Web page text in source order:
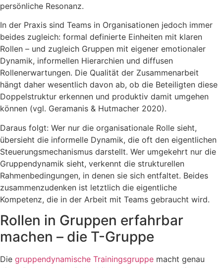
persönliche Resonanz.
In der Praxis sind Teams in Organisationen jedoch immer
beides zugleich: formal definierte Einheiten mit klaren
Rollen – und zugleich Gruppen mit eigener emotionaler
Dynamik, informellen Hierarchien und diffusen
Rollenerwartungen. Die Qualität der Zusammenarbeit
hängt daher wesentlich davon ab, ob die Beteiligten diese
Doppelstruktur erkennen und produktiv damit umgehen
können (vgl. Geramanis & Hutmacher 2020).
Daraus folgt: Wer nur die organisationale Rolle sieht,
übersieht die informelle Dynamik, die oft den eigentlichen
Steuerungsmechanismus darstellt. Wer umgekehrt nur die
Gruppendynamik sieht, verkennt die strukturellen
Rahmenbedingungen, in denen sie sich entfaltet. Beides
zusammenzudenken ist letztlich die eigentliche
Kompetenz, die in der Arbeit mit Teams gebraucht wird.
Rollen in Gruppen erfahrbar
machen – die T-Gruppe
Die gruppendynamische Trainingsgruppe macht genau